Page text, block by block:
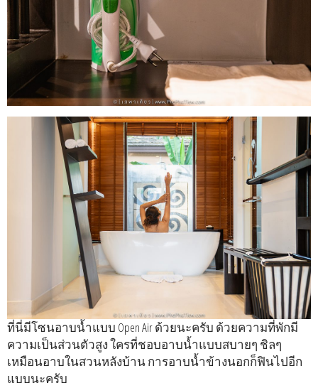
ที่นี่มีโซนอาบน้ำแบบ Open Air ด้วยนะครับ ด้วยความที่พักมี
ความเป็นส่วนตัวสูง ใครที่ชอบอาบน้ำแบบสบายๆ ชิลๆ
เหมือนอาบในสวนหลังบ้าน การอาบน้ำข้างนอกก็ฟินไปอีก
แบบนะครับ